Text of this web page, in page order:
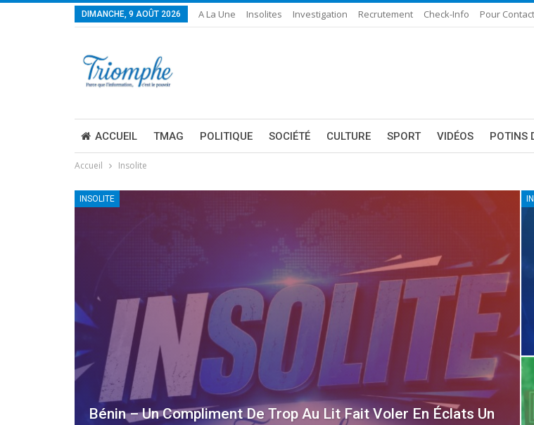
DIMANCHE, 9 AOÛT 2026 A La Une Insolites Investigation Recrutement Check-Info Pour
ACCUEIL TMAG POLITIQUE SOCIÉTÉ CULTURE SPORT VIDÉOS POTINS
Accueil Insolite
INSOLITE
Bénin – Un Compliment De Trop Au Lit Fait Voler En Éclats Un